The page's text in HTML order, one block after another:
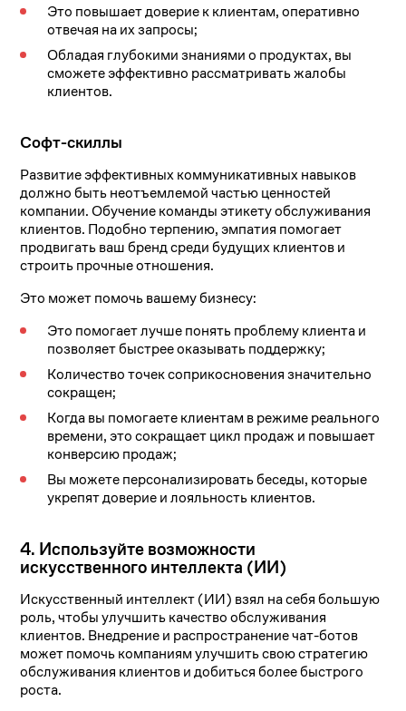
Это повышает доверие к клиентам, оперативно
отвечая на их запросы;
Обладая глубокими знаниями о продуктах, вы
сможете эффективно рассматривать жалобы
клиентов.
Софт-скиллы
Развитие эффективных коммуникативных навыков
должно быть неотъемлемой частью ценностей
компании. Обучение команды этикету обслуживания
клиентов. Подобно терпению, эмпатия помогает
продвигать ваш бренд среди будущих клиентов и
строить прочные отношения.
Это может помочь вашему бизнесу:
Это помогает лучше понять проблему клиента и
позволяет быстрее оказывать поддержку;
Количество точек соприкосновения значительно
сокращен;
Когда вы помогаете клиентам в режиме реального
времени, это сокращает цикл продаж и повышает
конверсию продаж;
Вы можете персонализировать беседы, которые
укрепят доверие и лояльность клиентов.
4. Используйте возможности
искусственного интеллекта (ИИ)
Искусственный интеллект (ИИ) взял на себя большую
роль, чтобы улучшить качество обслуживания
клиентов. Внедрение и распространение чат-ботов
может помочь компаниям улучшить свою стратегию
обслуживания клиентов и добиться более быстрого
роста.